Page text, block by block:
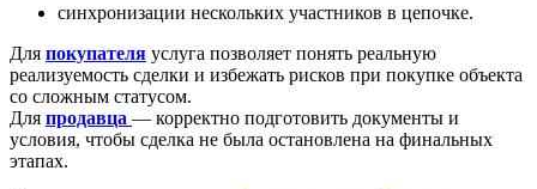
синхронизации нескольких участников в цепочке.
Для покупателя услуга позволяет понять реальную
реализуемость сделки и избежать рисков при покупке объекта
со сложным статусом.
Для продавца — корректно подготовить документы и
условия, чтобы сделка не была остановлена на финальных
этапах.